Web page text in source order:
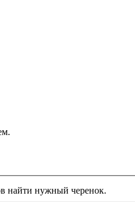
найти нужный черенок.